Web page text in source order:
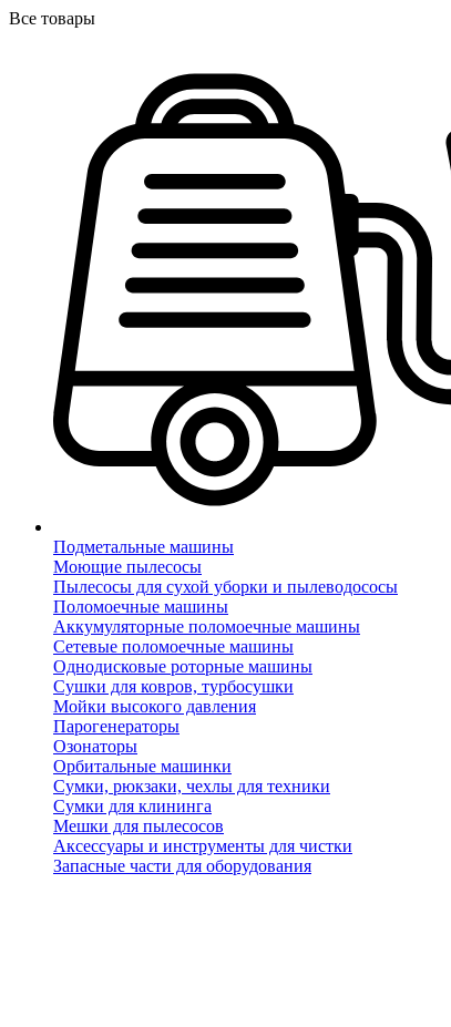
Все товары
Подметальные машины
Моющие пылесосы
Пылесосы для сухой уборки и пылеводососы
Поломоечные машины
Аккумуляторные поломоечные машины
Сетевые поломоечные машины
Однодисковые роторные машины
Сушки для ковров, турбосушки
Мойки высокого давления
Парогенераторы
Озонаторы
Орбитальные машинки
Сумки, рюкзаки, чехлы для техники
Сумки для клининга
Мешки для пылесосов
Аксессуары и инструменты для чистки
Запасные части для оборудования